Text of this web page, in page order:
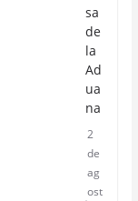
sa
de
la
Ad
ua
na
2
de
ag
ost